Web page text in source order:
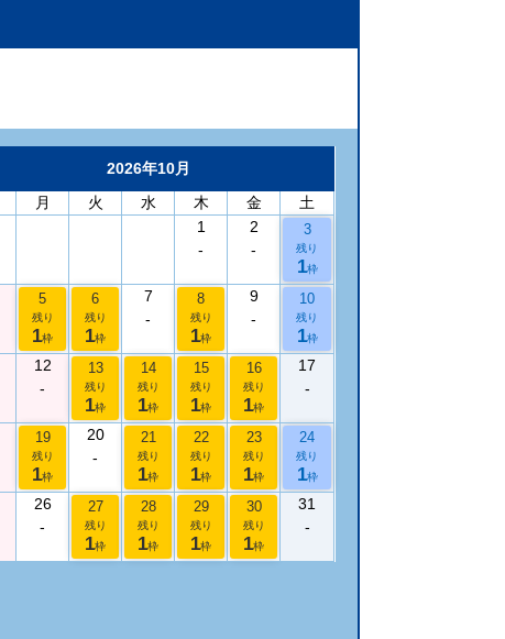
2026年10月
月 火 水 木 金
土
1
-
2
-
3
残り
1枠
5
残り
1枠
6
残り
1枠
7
-
8
残り
1枠
9
-
10
残り
1枠
12
-
13
残り
1枠
14
残り
1枠
15
残り
1枠
16
残り
1枠
17
-
19
残り
1枠
20
-
21
残り
1枠
22
残り
1枠
23
残り
1枠
24
残り
1枠
26
-
27
残り
1枠
28
残り
1枠
29
残り
1枠
30
残り
1枠
31
-